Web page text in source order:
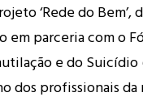
‘Rede do
em parceria com o
e do Suicídio
dos profissionais